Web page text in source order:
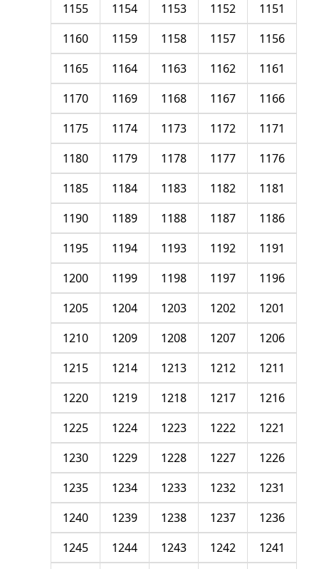
1151
1152
1153
1154
1155
1156
1157
1158
1159
1160
1161
1162
1163
1164
1165
1166
1167
1168
1169
1170
1171
1172
1173
1174
1175
1176
1177
1178
1179
1180
1181
1182
1183
1184
1185
1186
1187
1188
1189
1190
1191
1192
1193
1194
1195
1196
1197
1198
1199
1200
1201
1202
1203
1204
1205
1206
1207
1208
1209
1210
1211
1212
1213
1214
1215
1216
1217
1218
1219
1220
1221
1222
1223
1224
1225
1226
1227
1228
1229
1230
1231
1232
1233
1234
1235
1236
1237
1238
1239
1240
1241
1242
1243
1244
1245